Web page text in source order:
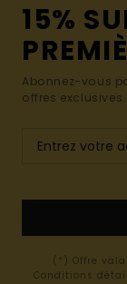
15%
Abonnez-vous
offres exclusives.
(*) Offre
Conditions